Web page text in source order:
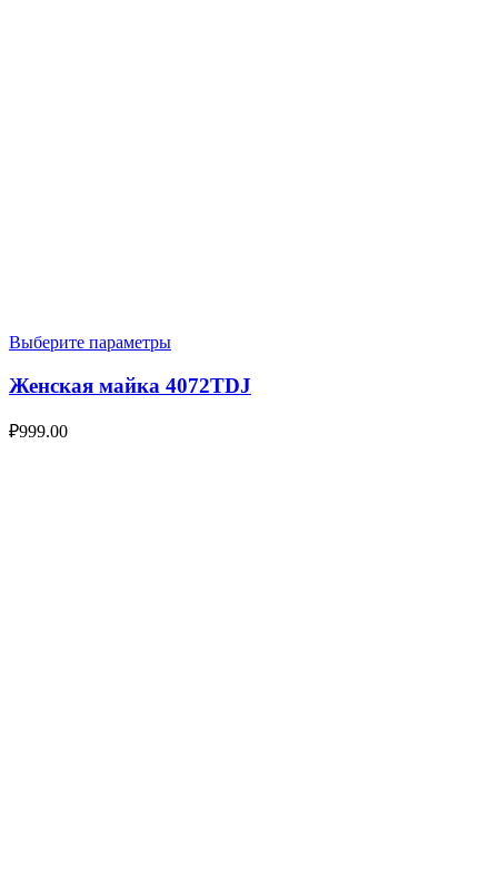
Выберите параметры
Женская майка 4072TDJ
₽999.00